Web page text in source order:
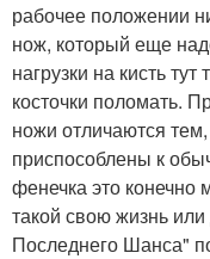
рабочее положении
нож, который еще
нагрузки на кисть
косточки поломать.
ножи отличаются
приспособлены к
фенечка это конечно
такой свою жизнь
Последнего Шанса"